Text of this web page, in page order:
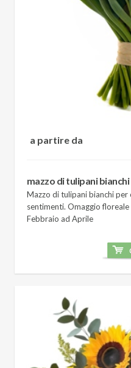
a partire da
mazzo di tulipani bianchi
Mazzo di tulipani bianchi
sentimenti. Omaggio
Febbraio ad Aprile